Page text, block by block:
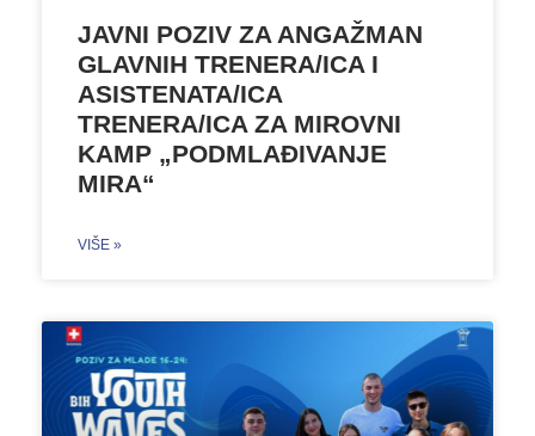
JAVNI POZIV ZA ANGAŽMAN
GLAVNIH TRENERA/ICA I
ASISTENATA/ICA
TRENERA/ICA ZA MIROVNI
KAMP „PODMLAĐIVANJE
MIRA“
VIŠE »